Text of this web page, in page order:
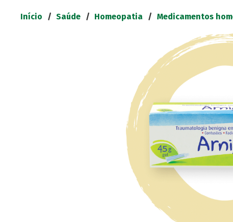
Início / Saúde / Homeopatia / Medicamentos